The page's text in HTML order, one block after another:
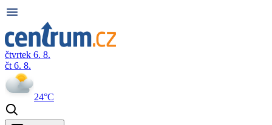
čtvrtek 6. 8.
čt 6. 8.
24°C